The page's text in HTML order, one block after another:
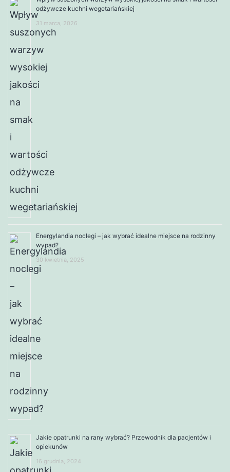
odżywcze kuchni wegetariańskiej
31 marca, 2026
Energylandia noclegi – jak wybrać idealne miejsce na rodzinny
wypad?
30 kwietnia, 2025
Jakie opatrunki na rany wybrać? Przewodnik dla pacjentów i
opiekunów
16 grudnia, 2024